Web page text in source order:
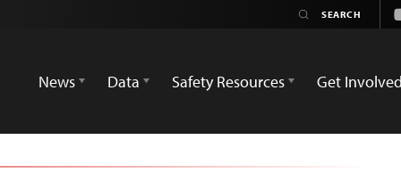
News
Data Safety Resources Get Involved